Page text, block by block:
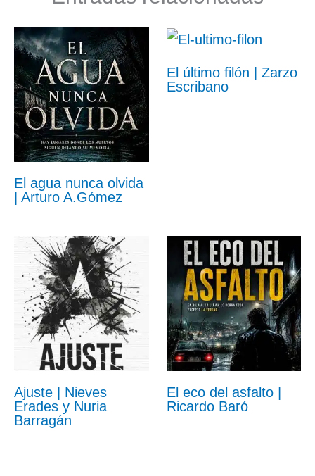
El agua nunca olvida
| Arturo A.Gómez
El último filón | Zarzo
Escribano
Ajuste | Nieves
Erades y Nuria
Barragán
El eco del asfalto |
Ricardo Baró